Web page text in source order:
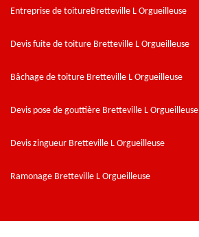
Entreprise de toitureBretteville L Orgueilleuse
Devis fuite de toiture Bretteville L Orgueilleuse
Bâchage de toiture Bretteville L Orgueilleuse
Devis pose de gouttière Bretteville L Orgueilleuse
Devis zingueur Bretteville L Orgueilleuse
Ramonage Bretteville L Orgueilleuse